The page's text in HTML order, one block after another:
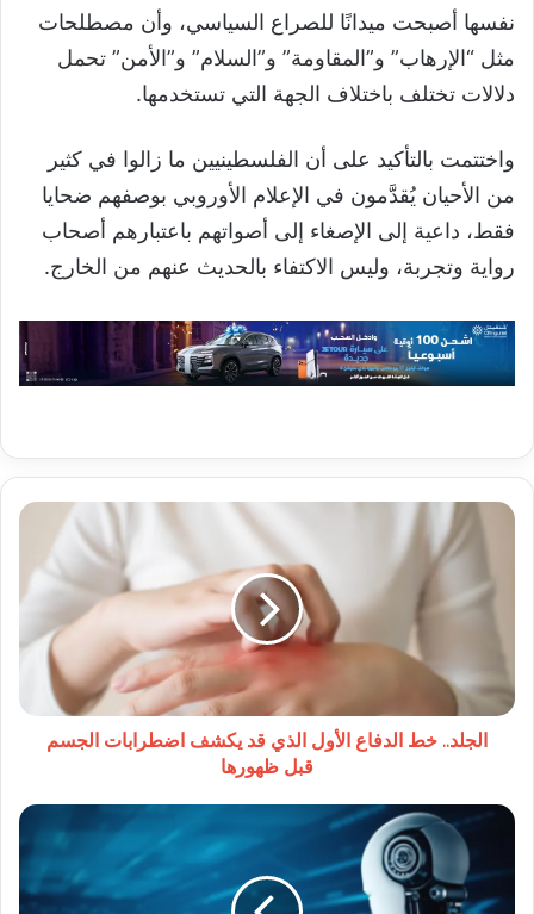
نفسها أصبحت ميدانًا للصراع السياسي، وأن مصطلحات
مثل “الإرهاب” و”المقاومة” و”السلام” و”الأمن” تحمل
دلالات تختلف باختلاف الجهة التي تستخدمها.
واختتمت بالتأكيد على أن الفلسطينيين ما زالوا في كثير
من الأحيان يُقدَّمون في الإعلام الأوروبي بوصفهم ضحايا
فقط، داعية إلى الإصغاء إلى أصواتهم باعتبارهم أصحاب
رواية وتجربة، وليس الاكتفاء بالحديث عنهم من الخارج.
الجلد..
الأول
اضطرابات
الجسم
الجلد.. خط الدفاع الأول الذي قد يكشف اضطرابات الجسم
قبل ظهورها
شركة